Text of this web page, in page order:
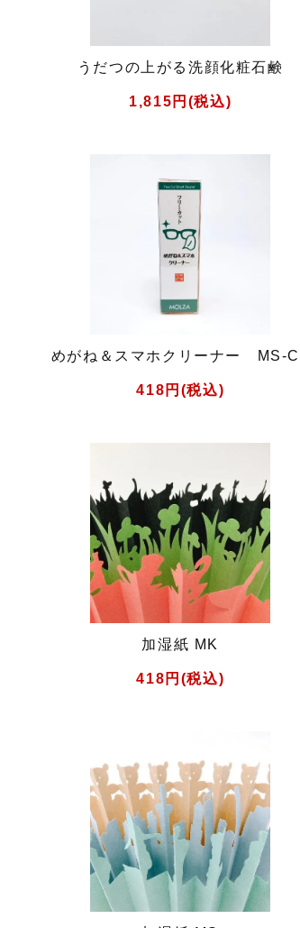
うだつの上がる洗顔化粧石鹸
1,815円(税込)
めがね＆スマホクリーナー MS-
418円(税込)
加湿紙 MK
418円(税込)